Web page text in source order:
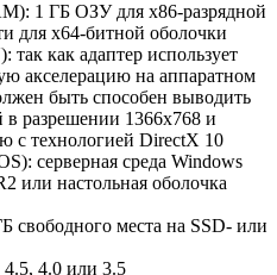
1 ГБ ОЗУ для х86-разрядной
для х64-битной оболочки
так как адаптер использует
акселерацию на аппаратном
быть способен выводить
в разрешении 1366х768 и
с технологией DirectX 10
серверная среда Windows
или настольная оболочка
свободного места на SSD- или
4.0 или 3.5